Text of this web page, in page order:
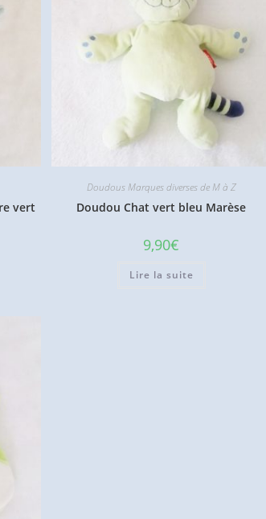
vert
Doudous Marques diverses de M à Z
Doudou Chat vert bleu Marèse
9,90€
Lire la suite